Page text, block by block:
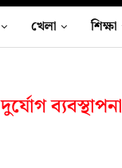
খেলা শিক্ষা
দুর্যোগ ব্যবস্থাপনা